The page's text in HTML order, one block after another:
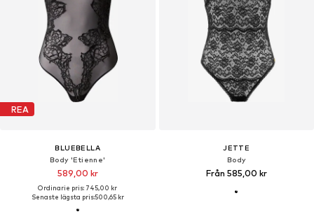
REA
BLUEBELLA
Body 'Etienne'
589,00 kr
Ordinarie pris: 745,00 kr
Senaste lägsta pris:500,65 kr
JETTE
Body
Från 585,00 kr